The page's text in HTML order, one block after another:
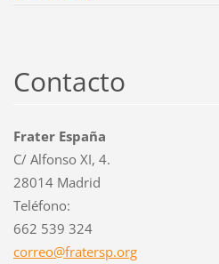
Contacto
Frater España
C/ Alfonso XI, 4.
28014 Madrid
Teléfono:
662 539 324
correo@fratersp.org